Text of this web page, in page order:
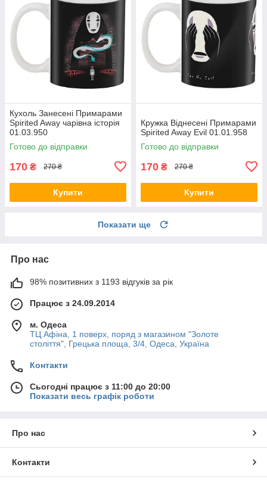
Кухоль Занесені Примарами
Spirited Away чарівна історія
01.03.950
Готово до відправки
170 ₴ 270 ₴
Купити
Кружка Віднесені Примарами
Spirited Away Evil 01.01.958
Готово до відправки
170 ₴ 270 ₴
Купити
Показати ще
Про нас
98% позитивних з 1193 відгуків за рік
Працює з 24.09.2014
м. Одеса
ТЦ Афіна, 1 поверх, поряд з магазином "Золоте
століття", Грецька площа, 3/4, Одеса, Україна
Контакти
Сьогодні працює з 11:00 до 20:00
Показати весь графік роботи
Про нас
Контакти